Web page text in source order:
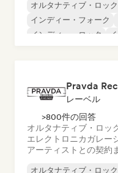
オルタナティブ・ロック
インディー・フォーク
インディー・ロック
Pravda
レーベル
>800件の回答
オルタナティブ・ロッ
エレクトロニカガレー
アーティストとの契約
オルタナティブ・ロック